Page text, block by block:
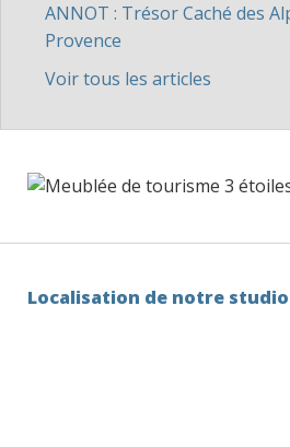
ANNOT : Trésor Caché des
Provence
Voir tous les articles
Localisation de notre studio